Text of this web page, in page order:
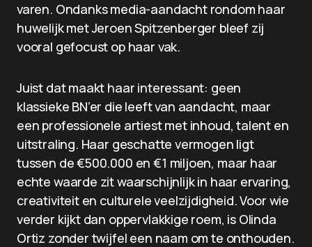
varen. Ondanks media-aandacht rondom haar
huwelijk met Jeroen Spitzenberger bleef zij
vooral gefocust op haar vak.
Juist dat maakt haar interessant: geen
klassieke BN’er die leeft van aandacht, maar
een professionele artiest met inhoud, talent en
uitstraling. Haar geschatte vermogen ligt
tussen de €500.000 en €1 miljoen, maar haar
echte waarde zit waarschijnlijk in haar ervaring,
creativiteit en culturele veelzijdigheid. Voor wie
verder kijkt dan oppervlakkige roem, is Olinda
Ortiz zonder twijfel een naam om te onthouden.